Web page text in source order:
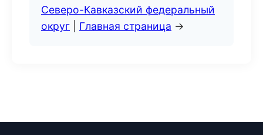
Северо-Кавказский федеральный
округ
Главная страница →